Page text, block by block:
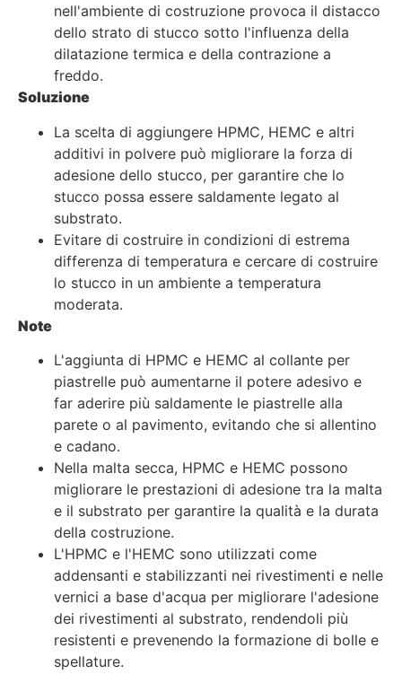
nell'ambiente di costruzione provoca il distacco
dello strato di stucco sotto l'influenza della
dilatazione termica e della contrazione a
freddo.
Soluzione
La scelta di aggiungere HPMC, HEMC e altri
additivi in polvere può migliorare la forza di
adesione dello stucco, per garantire che lo
stucco possa essere saldamente legato al
substrato.
Evitare di costruire in condizioni di estrema
differenza di temperatura e cercare di costruire
lo stucco in un ambiente a temperatura
moderata.
Note
L'aggiunta di HPMC e HEMC al collante per
piastrelle può aumentarne il potere adesivo e
far aderire più saldamente le piastrelle alla
parete o al pavimento, evitando che si allentino
e cadano.
Nella malta secca, HPMC e HEMC possono
migliorare le prestazioni di adesione tra la malta
e il substrato per garantire la qualità e la durata
della costruzione.
L'HPMC e l'HEMC sono utilizzati come
addensanti e stabilizzanti nei rivestimenti e nelle
vernici a base d'acqua per migliorare l'adesione
dei rivestimenti al substrato, rendendoli più
resistenti e prevenendo la formazione di bolle e
spellature.